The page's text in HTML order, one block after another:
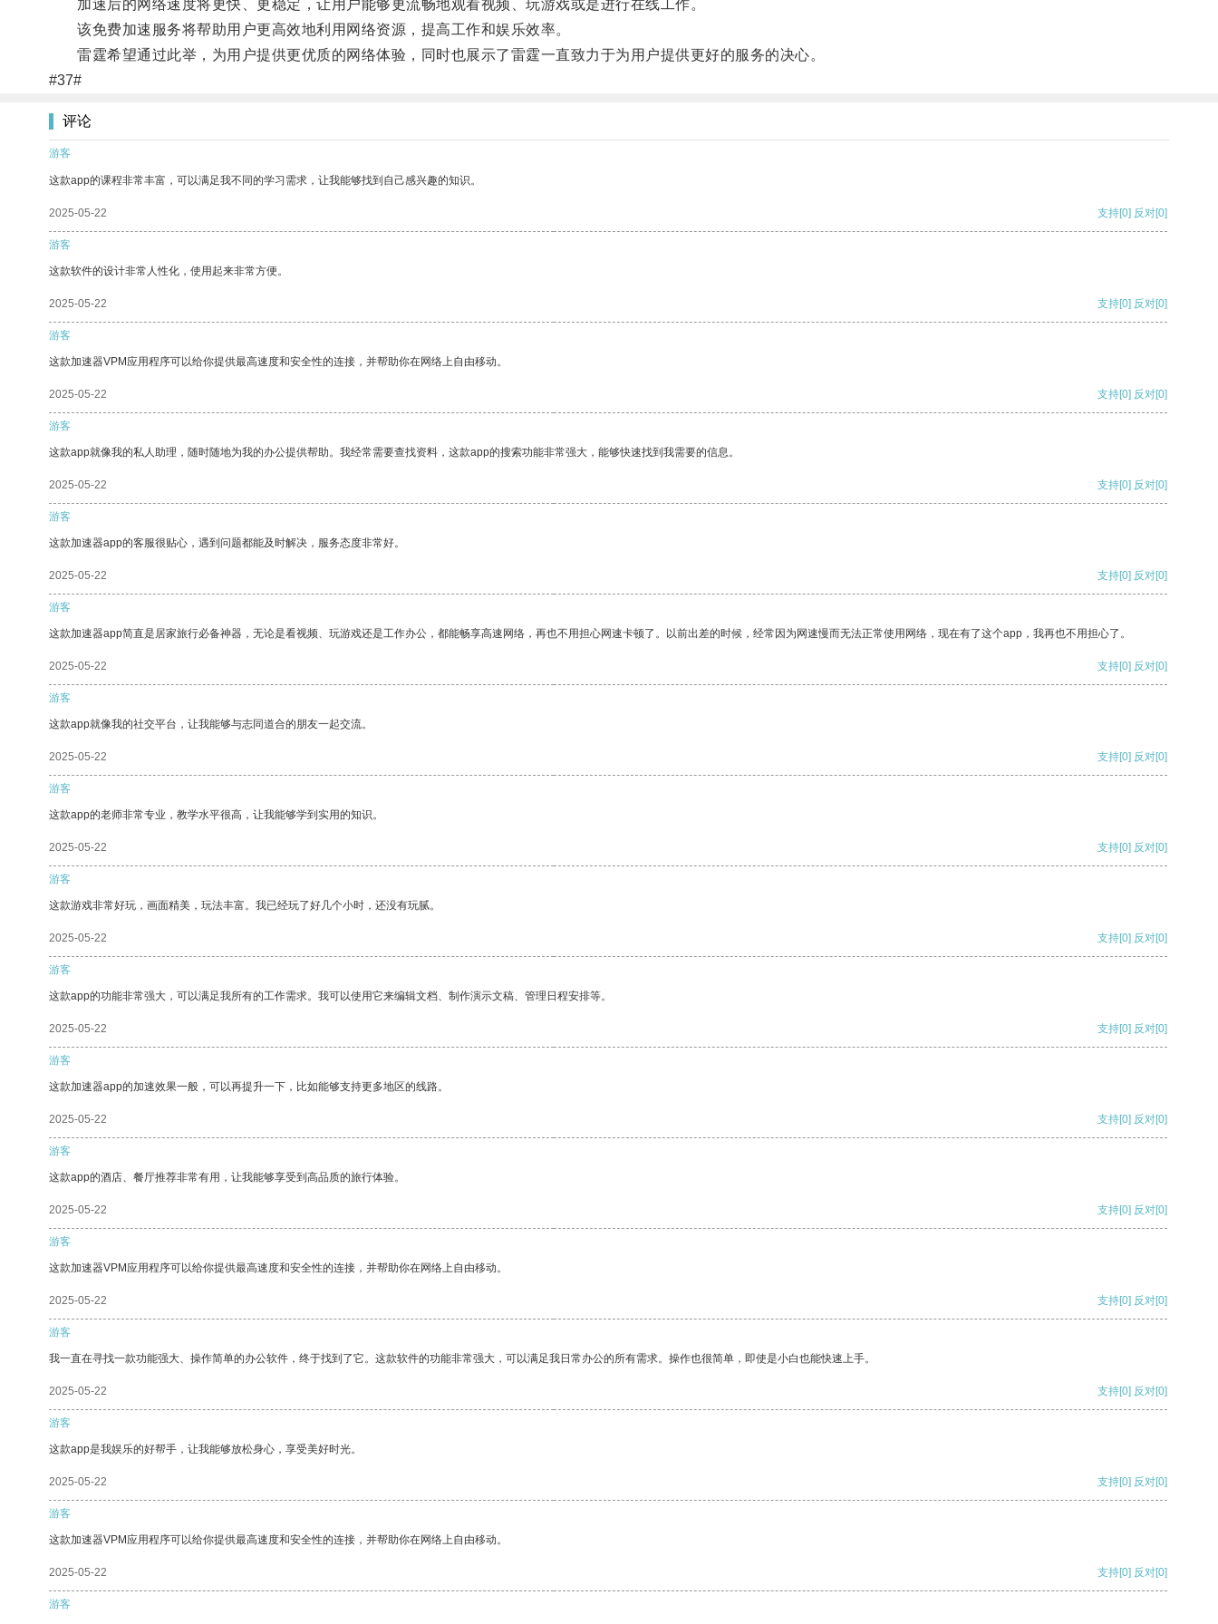
加速后的网络速度将更快、更稳定，让用户能够更流畅地观看视频、玩游戏或是进行在线工作。
该免费加速服务将帮助用户更高效地利用网络资源，提高工作和娱乐效率。
雷霆希望通过此举，为用户提供更优质的网络体验，同时也展示了雷霆一直致力于为用户提供更好的服务的决心。
#37#
评论
游客
这款app的课程非常丰富，可以满足我不同的学习需求，让我能够找到自己感兴趣的知识。
2025-05-22 支持[0] 反对[0]
游客
这款软件的设计非常人性化，使用起来非常方便。
2025-05-22 支持[0] 反对[0]
游客
这款加速器VPM应用程序可以给你提供最高速度和安全性的连接，并帮助你在网络上自由移动。
2025-05-22 支持[0] 反对[0]
游客
这款app就像我的私人助理，随时随地为我的办公提供帮助。我经常需要查找资料，这款app的搜索功能非常强大，能够快速找到我需要的信息。
2025-05-22 支持[0] 反对[0]
游客
这款加速器app的客服很贴心，遇到问题都能及时解决，服务态度非常好。
2025-05-22 支持[0] 反对[0]
游客
这款加速器app简直是居家旅行必备神器，无论是看视频、玩游戏还是工作办公，都能畅享高速网络，再也不用担心网速卡顿了。以前出差的时候，经常因为网速慢而无法正常使用网络，现在有了这个app，我再也不用担心了。
2025-05-22 支持[0] 反对[0]
游客
这款app就像我的社交平台，让我能够与志同道合的朋友一起交流。
2025-05-22 支持[0] 反对[0]
游客
这款app的老师非常专业，教学水平很高，让我能够学到实用的知识。
2025-05-22 支持[0] 反对[0]
游客
这款游戏非常好玩，画面精美，玩法丰富。我已经玩了好几个小时，还没有玩腻。
2025-05-22 支持[0] 反对[0]
游客
这款app的功能非常强大，可以满足我所有的工作需求。我可以使用它来编辑文档、制作演示文稿、管理日程安排等。
2025-05-22 支持[0] 反对[0]
游客
这款加速器app的加速效果一般，可以再提升一下，比如能够支持更多地区的线路。
2025-05-22 支持[0] 反对[0]
游客
这款app的酒店、餐厅推荐非常有用，让我能够享受到高品质的旅行体验。
2025-05-22 支持[0] 反对[0]
游客
这款加速器VPM应用程序可以给你提供最高速度和安全性的连接，并帮助你在网络上自由移动。
2025-05-22 支持[0] 反对[0]
游客
我一直在寻找一款功能强大、操作简单的办公软件，终于找到了它。这款软件的功能非常强大，可以满足我日常办公的所有需求。操作也很简单，即使是小白也能快速上手。
2025-05-22 支持[0] 反对[0]
游客
这款app是我娱乐的好帮手，让我能够放松身心，享受美好时光。
2025-05-22 支持[0] 反对[0]
游客
这款加速器VPM应用程序可以给你提供最高速度和安全性的连接，并帮助你在网络上自由移动。
2025-05-22 支持[0] 反对[0]
游客